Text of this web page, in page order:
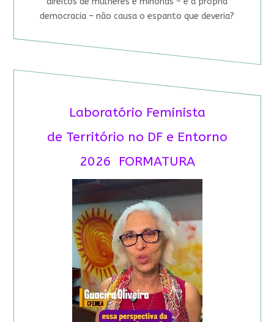
democracia – não causa o espanto que deveria?
Laboratório Feminista
de Território no DF e Entorno
2026 FORMATURA